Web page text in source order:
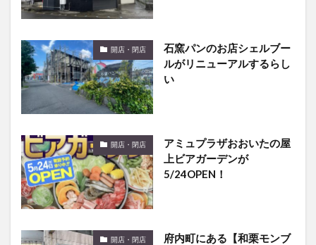
開店・閉店
石窯パンのお店シェルブー
ルがリニューアルするらし
い
開店・閉店
アミュプラザおおいたの屋
上ビアガーデンが
5/24OPEN！
開店・閉店
府内町にある【和栗モンブ